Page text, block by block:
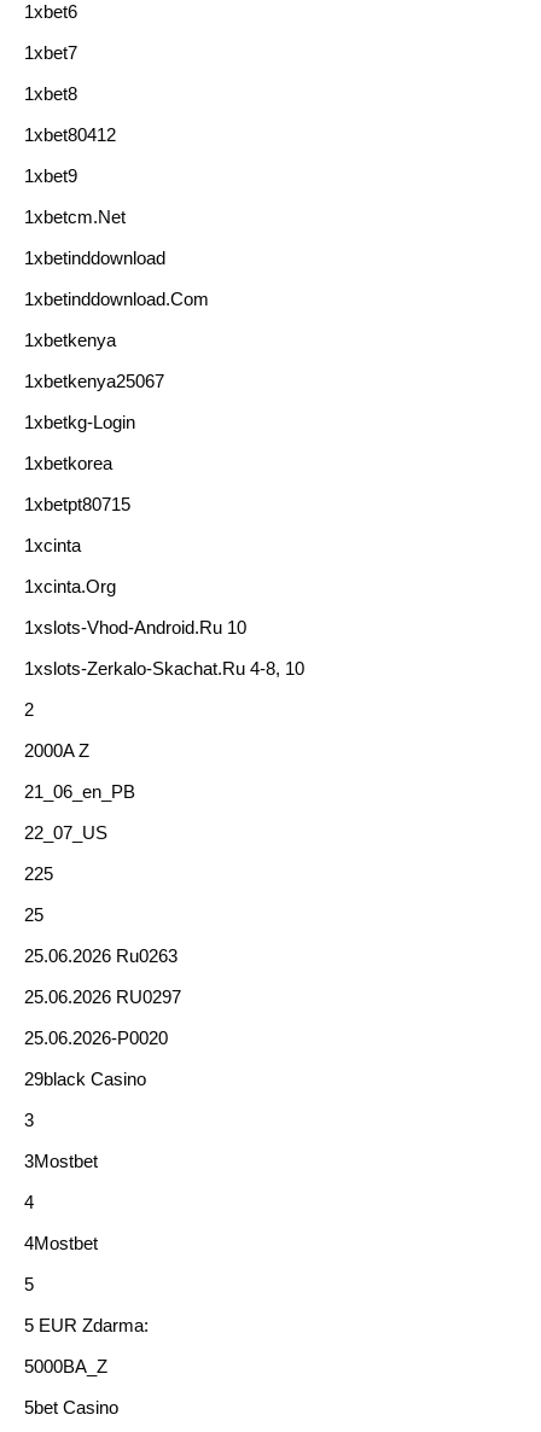
1xbet6
1xbet7
1xbet8
1xbet80412
1xbet9
1xbetcm.net
1xbetinddownload
1xbetinddownload.com
1xbetkenya
1xbetkenya25067
1xbetkg-Login
1xbetkorea
1xbetpt80715
1xcinta
1xcinta.org
1xslots-Vhod-Android.ru 10
1xslots-Zerkalo-Skachat.ru 4-8, 10
2
2000A Z
21_06_en_PB
22_07_US
225
25
25.06.2026 Ru0263
25.06.2026 RU0297
25.06.2026-P0020
29black Casino
3
3Mostbet
4
4Mostbet
5
5 EUR Zdarma:
5000BA_Z
5bet Casino